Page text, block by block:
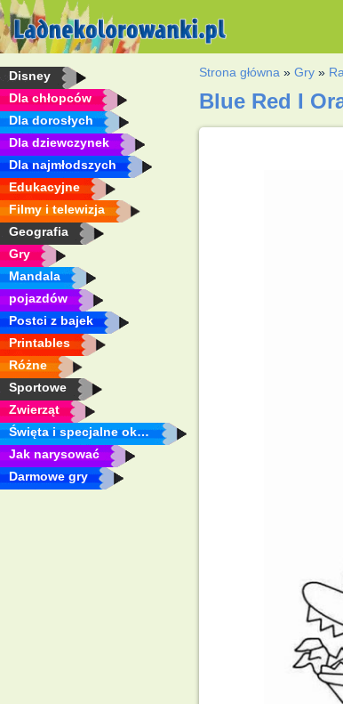
Disney
Dla chłopców
Dla dorosłych
Dla dziewczynek
Dla najmłodszych
Edukacyjne
Filmy i telewizja
Geografia
Gry
Mandala
pojazdów
Postci z bajek
Printables
Różne
Sportowe
Zwierząt
Święta i specjalne okazje
Jak narysować
Darmowe gry
Strona główna »Gry »
Blue Red I